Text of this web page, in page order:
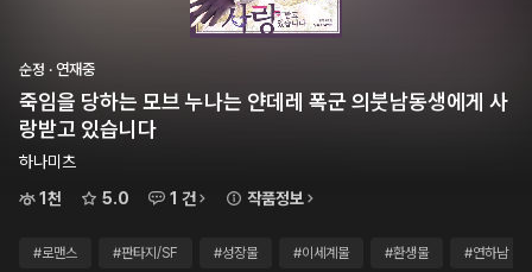
순정 · 연재중
죽임을 당하는 모브 누나는 얀데레 폭군 의붓남동생에게 사
랑받고 있습니다
하나미츠
1천
5.0 1 건 작품정보
#로맨스 #판타지/SF #성장물 #이세계물 #환생물 #연하남